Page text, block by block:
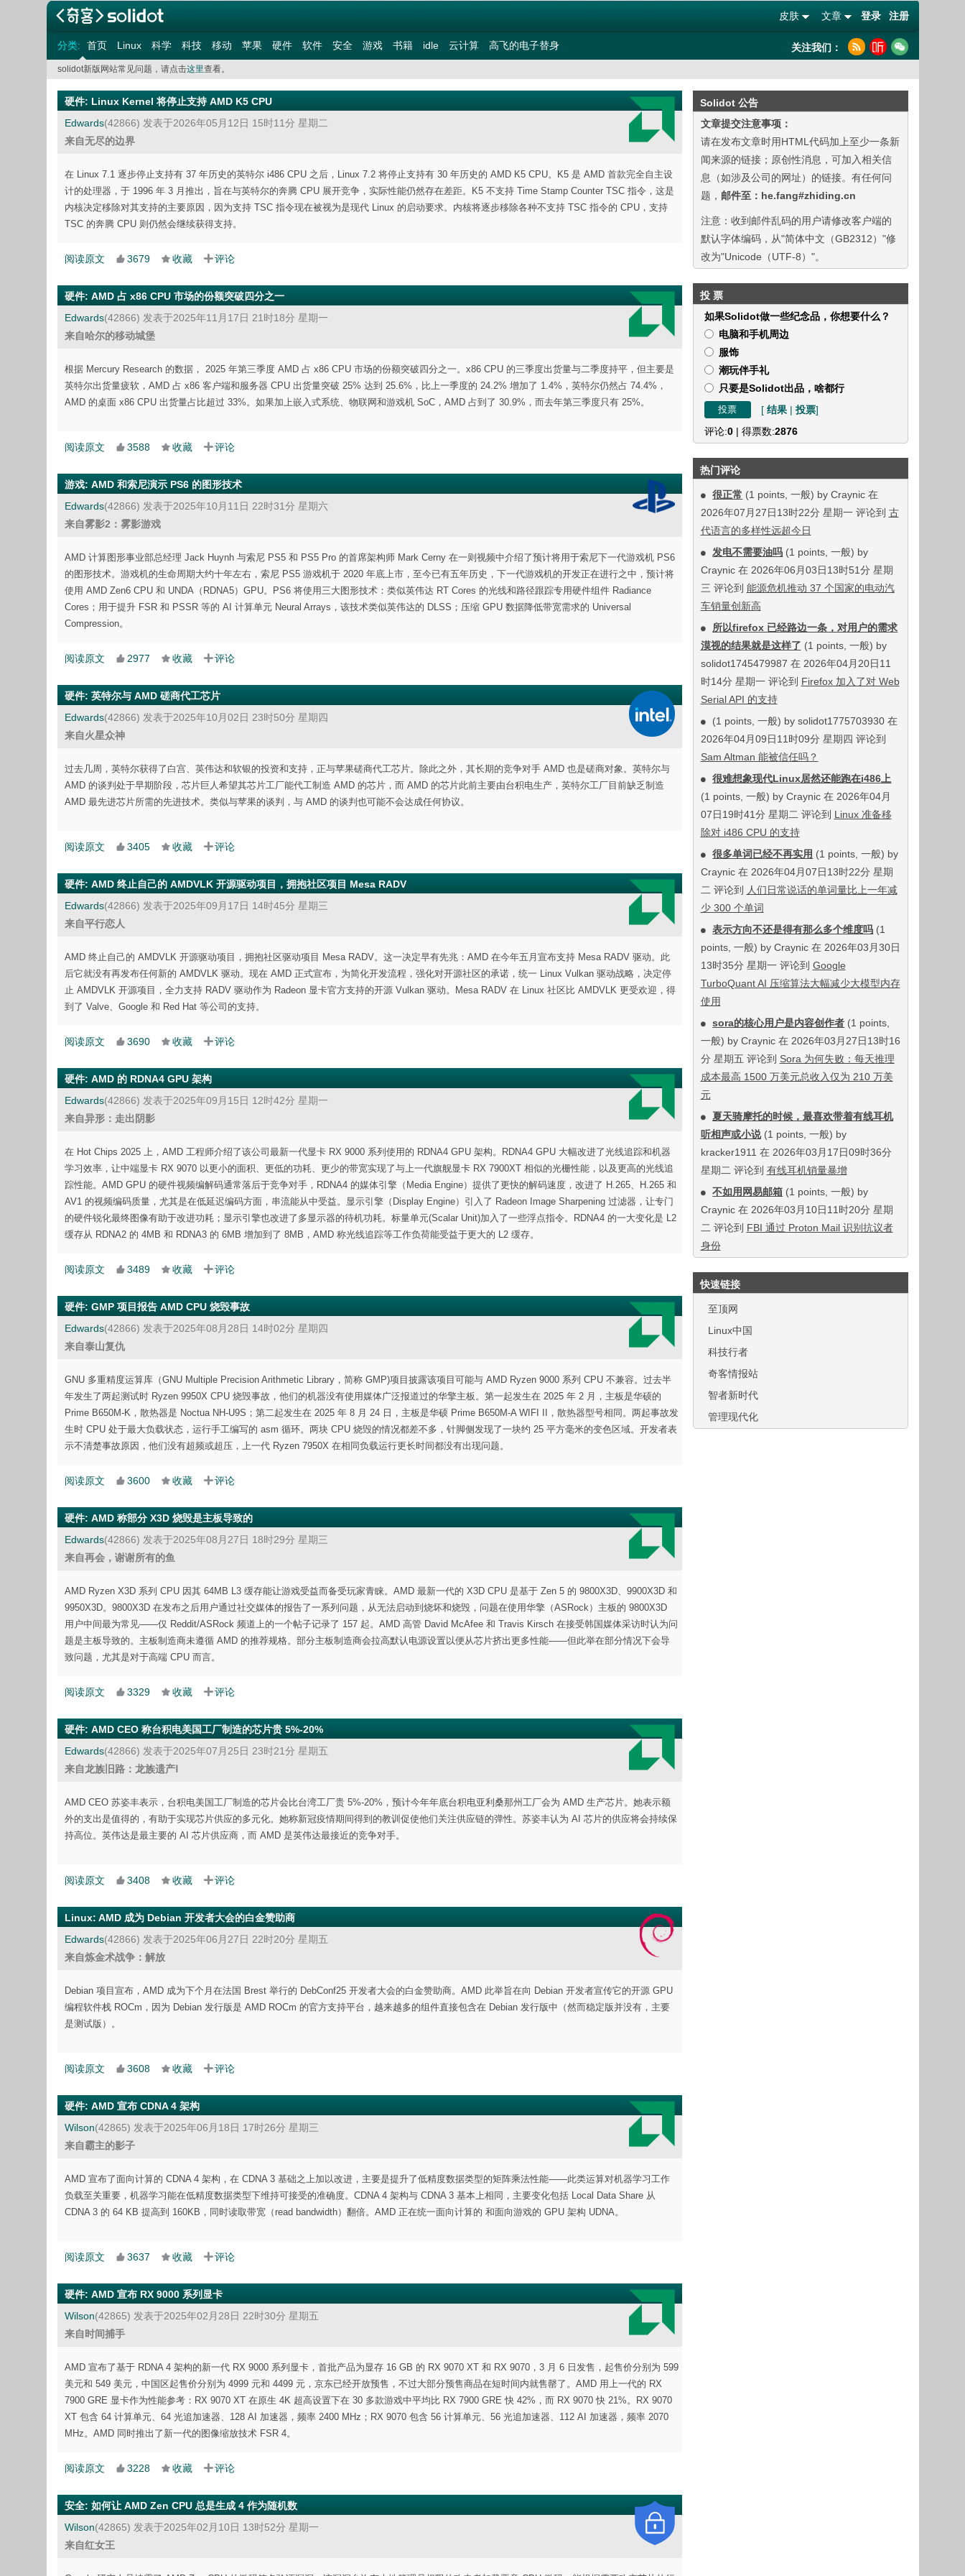
登录 注册
文章
皮肤
分类: 首页 Linux 科学 科技 移动 苹果 硬件 软件 安全 游戏 书籍 idle 云计算 高飞的电子替身 关注我们：
solidot新版网站常见问题，请点击这里查看。
Solidot 公告
文章提交注意事项：
请在发布文章时用HTML代码加上至少一条新
闻来源的链接；原创性消息，可加入相关信
息（如涉及公司的网址）的链接。有任何问
题， 邮件至：he.fang#zhiding.cn
注意：收到邮件乱码的用户请修改客户端的
默认字体编码，从"简体中文（GB2312）"修
改为"Unicode（UTF-8）"。
投 票
如果Solidot做一些纪念品，你想要什么？
电脑和手机周边
服饰
潮玩伴手礼
只要是Solidot出品，啥都行
[ 结果| 投票]
评论:0| 得票数:2876
热门评论
很正常 (1 points, 一般) by Craynic 在
2026年07月27日13时22分 星期一 评论到 古
代语言的多样性远超今日
发电不需要油吗 (1 points, 一般) by
Craynic 在 2026年06月03日13时51分 星期
三 评论到 能源危机推动 37 个国家的电动汽
车销量创新高
所以firefox 已经路边一条，对用户的需求
漠视的结果就是这样了 (1 points, 一般) by
solidot1745479987 在 2026年04月20日11
时14分 星期一 评论到 Firefox 加入了对 Web
Serial API 的支持
(1 points, 一般) by solidot1775703930 在
2026年04月09日11时09分 星期四 评论到
Sam Altman 能被信任吗？
很难想象现代Linux居然还能跑在i486上
(1 points, 一般) by Craynic 在 2026年04月
07日19时41分 星期二 评论到 Linux 准备移
除对 i486 CPU 的支持
很多单词已经不再实用 (1 points, 一般) by
Craynic 在 2026年04月07日13时22分 星期
二 评论到
人们日常说话的单词量比上一年减
少 300 个单词
表示方向不还是得有那么多个维度吗 (1
points, 一般) by Craynic 在 2026年03月30日
13时35分 星期一 评论到 Google
TurboQuant AI 压缩算法大幅减少大模型内存
使用
sora的核心用户是内容创作者 (1 points,
一般) by Craynic 在 2026年03月27日13时16
分 星期五 评论到 Sora 为何失败：每天推理
成本最高 1500 万美元总收入仅为 210 万美
元
夏天骑摩托的时候，最喜欢带着有线耳机
听相声或小说(1 points, 一般) by
kracker1911 在 2026年03月17日09时36分
星期二 评论到 有线耳机销量暴增
不如用网易邮箱 (1 points, 一般) by
Craynic 在 2026年03月10日11时20分 星期
二 评论到 FBI 通过 Proton Mail 识别抗议者
身份
快速链接
至顶网
Linux中国
科技行者
奇客情报站
智者新时代
管理现代化
硬件: Linux Kernel 将停止支持 AMD K5 CPU
Edwards(42866) 发表于2026年05月12日 15时11分 星期二
来自无尽的边界
在 Linux 7.1 逐步停止支持有 37 年历史的英特尔 i486 CPU 之后，Linux 7.2 将停止支持有 30 年历史的 AMD K5 CPU。K5 是 AMD 首款完全自主设
计的处理器，于 1996 年 3 月推出，旨在与英特尔的奔腾 CPU 展开竞争，实际性能仍然存在差距。K5 不支持 Time Stamp Counter TSC 指令，这是
内核决定移除对其支持的主要原因，因为支持 TSC 指令现在被视为是现代 Linux 的启动要求。内核将逐步移除各种不支持 TSC 指令的 CPU，支持
TSC 的奔腾 CPU 则仍然会继续获得支持。
阅读原文 3679 收藏 评论
硬件: AMD 占 x86 CPU 市场的份额突破四分之一
Edwards(42866) 发表于2025年11月17日 21时18分 星期一
来自哈尔的移动城堡
根据 Mercury Research 的数据， 2025 年第三季度 AMD 占 x86 CPU 市场的份额突破四分之一。x86 CPU 的三季度出货量与二季度持平，但主要是
英特尔出货量疲软，AMD 占 x86 客户端和服务器 CPU 出货量突破 25% 达到 25.6%，比上一季度的 24.2% 增加了 1.4%，英特尔仍然占 74.4%，
AMD 的桌面 x86 CPU 出货量占比超过 33%。如果加上嵌入式系统、物联网和游戏机 SoC，AMD 占到了 30.9%，而去年第三季度只有 25%。
阅读原文 3588 收藏 评论
游戏: AMD 和索尼演示 PS6 的图形技术
Edwards(42866) 发表于2025年10月11日 22时31分 星期六
来自雾影2：雾影游戏
AMD 计算图形事业部总经理 Jack Huynh 与索尼 PS5 和 PS5 Pro 的首席架构师 Mark Cerny 在一则视频中介绍了预计将用于索尼下一代游戏机 PS6
的图形技术。游戏机的生命周期大约十年左右，索尼 PS5 游戏机于 2020 年底上市，至今已有五年历史，下一代游戏机的开发正在进行之中，预计将
使用 AMD Zen6 CPU 和 UNDA（RDNA5）GPU。PS6 将使用三大图形技术：类似英伟达 RT Cores 的光线和路径跟踪专用硬件组件 Radiance
Cores；用于提升 FSR 和 PSSR 等的 AI 计算单元 Neural Arrays，该技术类似英伟达的 DLSS；压缩 GPU 数据降低带宽需求的 Universal
Compression。
阅读原文 2977 收藏 评论
硬件: 英特尔与 AMD 磋商代工芯片
Edwards(42866) 发表于2025年10月02日 23时50分 星期四
来自火星众神
过去几周，英特尔获得了白宫、英伟达和软银的投资和支持，正与苹果磋商代工芯片。除此之外，其长期的竞争对手 AMD 也是磋商对象。英特尔与
AMD 的谈判处于早期阶段，芯片巨人希望其芯片工厂能代工制造 AMD 的芯片，而 AMD 的芯片此前主要由台积电生产，英特尔工厂目前缺乏制造
AMD 最先进芯片所需的先进技术。类似与苹果的谈判，与 AMD 的谈判也可能不会达成任何协议。
阅读原文 3405 收藏 评论
硬件: AMD 终止自己的 AMDVLK 开源驱动项目，拥抱社区项目 Mesa RADV
Edwards(42866) 发表于2025年09月17日 14时45分 星期三
来自平行恋人
AMD 终止自己的 AMDVLK 开源驱动项目，拥抱社区驱动项目 Mesa RADV。这一决定早有先兆：AMD 在今年五月宣布支持 Mesa RADV 驱动。此
后它就没有再发布任何新的 AMDVLK 驱动。现在 AMD 正式宣布，为简化开发流程，强化对开源社区的承诺，统一 Linux Vulkan 驱动战略，决定停
止 AMDVLK 开源项目，全力支持 RADV 驱动作为 Radeon 显卡官方支持的开源 Vulkan 驱动。Mesa RADV 在 Linux 社区比 AMDVLK 更受欢迎，得
到了 Valve、Google 和 Red Hat 等公司的支持。
阅读原文 3690 收藏 评论
硬件: AMD 的 RDNA4 GPU 架构
Edwards(42866) 发表于2025年09月15日 12时42分 星期一
来自异形：走出阴影
在 Hot Chips 2025 上，AMD 工程师介绍了该公司最新一代显卡 RX 9000 系列使用的 RDNA4 GPU 架构。RDNA4 GPU 大幅改进了光线追踪和机器
学习效率，让中端显卡 RX 9070 以更小的面积、更低的功耗、更少的带宽实现了与上一代旗舰显卡 RX 7900XT 相似的光栅性能，以及更高的光线追
踪性能。AMD GPU 的硬件视频编解码通常落后于竞争对手，RDNA4 的媒体引擎（Media Engine）提供了更快的解码速度，改进了 H.265、H.265 和
AV1 的视频编码质量，尤其是在低延迟编码方面，串流能从中受益。显示引擎（Display Engine）引入了 Radeon Image Sharpening 过滤器，让专门
的硬件锐化最终图像有助于改进功耗；显示引擎也改进了多显示器的待机功耗。标量单元(Scalar Unit)加入了一些浮点指令。RDNA4 的一大变化是 L2
缓存从 RDNA2 的 4MB 和 RDNA3 的 6MB 增加到了 8MB，AMD 称光线追踪等工作负荷能受益于更大的 L2 缓存。
阅读原文 3489 收藏 评论
硬件: GMP 项目报告 AMD CPU 烧毁事故
Edwards(42866) 发表于2025年08月28日 14时02分 星期四
来自泰山复仇
GNU 多重精度运算库（GNU Multiple Precision Arithmetic Library，简称 GMP)项目披露该项目可能与 AMD Ryzen 9000 系列 CPU 不兼容。过去半
年发生了两起测试时 Ryzen 9950X CPU 烧毁事故，他们的机器没有使用媒体广泛报道过的华擎主板。第一起发生在 2025 年 2 月，主板是华硕的
Prime B650M-K，散热器是 Noctua NH-U9S；第二起发生在 2025 年 8 月 24 日，主板是华硕 Prime B650M-A WIFI II，散热器型号相同。两起事故发
生时 CPU 处于最大负载状态，运行手工编写的 asm 循环。两块 CPU 烧毁的情况都差不多，针脚侧发现了一块约 25 平方毫米的变色区域。开发者表
示不清楚事故原因，他们没有超频或超压，上一代 Ryzen 7950X 在相同负载运行更长时间都没有出现问题。
阅读原文 3600 收藏 评论
硬件: AMD 称部分 X3D 烧毁是主板导致的
Edwards(42866) 发表于2025年08月27日 18时29分 星期三
来自再会，谢谢所有的鱼
AMD Ryzen X3D 系列 CPU 因其 64MB L3 缓存能让游戏受益而备受玩家青睐。AMD 最新一代的 X3D CPU 是基于 Zen 5 的 9800X3D、9900X3D 和
9950X3D。9800X3D 在发布之后用户通过社交媒体的报告了一系列问题，从无法启动到烧坏和烧毁，问题在使用华擎（ASRock）主板的 9800X3D
用户中间最为常见——仅 Reddit/ASRock 频道上的一个帖子记录了 157 起。AMD 高管 David McAfee 和 Travis Kirsch 在接受韩国媒体采访时认为问
题是主板导致的。主板制造商未遵循 AMD 的推荐规格。部分主板制造商会拉高默认电源设置以便从芯片挤出更多性能——但此举在部分情况下会导
致问题，尤其是对于高端 CPU 而言。
阅读原文 3329 收藏 评论
硬件: AMD CEO 称台积电美国工厂制造的芯片贵 5%-20%
Edwards(42866) 发表于2025年07月25日 23时21分 星期五
来自龙族旧路：龙族遗产Ⅰ
AMD CEO 苏姿丰表示，台积电美国工厂制造的芯片会比台湾工厂贵 5%-20%，预计今年年底台积电亚利桑那州工厂会为 AMD 生产芯片。她表示额
外的支出是值得的，有助于实现芯片供应的多元化。她称新冠疫情期间得到的教训促使他们关注供应链的弹性。苏姿丰认为 AI 芯片的供应将会持续保
持高位。英伟达是最主要的 AI 芯片供应商，而 AMD 是英伟达最接近的竞争对手。
阅读原文 3408 收藏 评论
Linux: AMD 成为 Debian 开发者大会的白金赞助商
Edwards(42866) 发表于2025年06月27日 22时20分 星期五
来自炼金术战争：解放
Debian 项目宣布，AMD 成为下个月在法国 Brest 举行的 DebConf25 开发者大会的白金赞助商。AMD 此举旨在向 Debian 开发者宣传它的开源 GPU
编程软件栈 ROCm，因为 Debian 发行版是 AMD ROCm 的官方支持平台，越来越多的组件直接包含在 Debian 发行版中（然而稳定版并没有，主要
是测试版）。
阅读原文 3608 收藏 评论
硬件: AMD 宣布 CDNA 4 架构
Wilson(42865) 发表于2025年06月18日 17时26分 星期三
来自霸主的影子
AMD 宣布了面向计算的 CDNA 4 架构，在 CDNA 3 基础之上加以改进，主要是提升了低精度数据类型的矩阵乘法性能——此类运算对机器学习工作
负载至关重要，机器学习能在低精度数据类型下维持可接受的准确度。CDNA 4 架构与 CDNA 3 基本上相同，主要变化包括 Local Data Share 从
CDNA 3 的 64 KB 提高到 160KB，同时读取带宽（read bandwidth）翻倍。AMD 正在统一面向计算的 和面向游戏的 GPU 架构 UDNA。
阅读原文 3637 收藏 评论
硬件: AMD 宣布 RX 9000 系列显卡
Wilson(42865) 发表于2025年02月28日 22时30分 星期五
来自时间捕手
AMD 宣布了基于 RDNA 4 架构的新一代 RX 9000 系列显卡，首批产品为显存 16 GB 的 RX 9070 XT 和 RX 9070，3 月 6 日发售，起售价分别为 599
美元和 549 美元，中国区起售价分别为 4999 元和 4499 元，京东已经开放预售，不过大部分预售商品在短时间内就售罄了。AMD 用上一代的 RX
7900 GRE 显卡作为性能参考：RX 9070 XT 在原生 4K 超高设置下在 30 多款游戏中平均比 RX 7900 GRE 快 42%，而 RX 9070 快 21%。RX 9070
XT 包含 64 计算单元、64 光追加速器、128 AI 加速器，频率 2400 MHz；RX 9070 包含 56 计算单元、56 光追加速器、112 AI 加速器，频率 2070
MHz。AMD 同时推出了新一代的图像缩放技术 FSR 4。
阅读原文 3228 收藏 评论
安全: 如何让 AMD Zen CPU 总是生成 4 作为随机数
Wilson(42865) 发表于2025年02月10日 13时52分 星期一
来自红女王